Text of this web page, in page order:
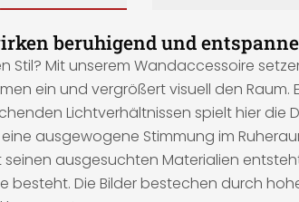
beruhigend und
Stil? Mit unserem Wandaccessoire
ein und vergrößert visuell den
Lichtverhältnissen spielt hier die
ausgewogene Stimmung im
ausgesuchten Materialien
besteht. Die Bilder bestechen durch